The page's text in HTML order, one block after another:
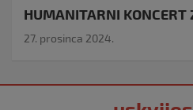
HUMANITARNI
27. prosinca 2024.